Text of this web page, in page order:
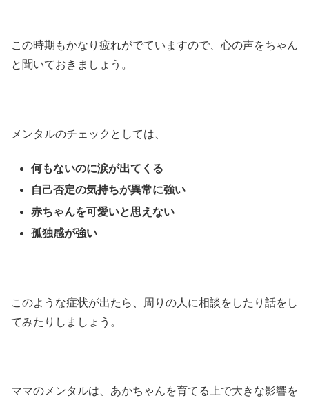
この時期もかなり疲れがでていますので、心の声をちゃん
と聞いておきましょう。
メンタルのチェックとしては、
何もないのに涙が出てくる
自己否定の気持ちが異常に強い
赤ちゃんを可愛いと思えない
孤独感が強い
このような症状が出たら、周りの人に相談をしたり話をし
てみたりしましょう。
ママのメンタルは、あかちゃんを育てる上で大きな影響を